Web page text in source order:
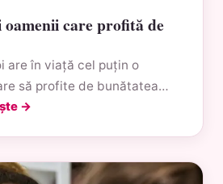
care profită de
are în viață cel puțin o
să profite de bunătatea…
→